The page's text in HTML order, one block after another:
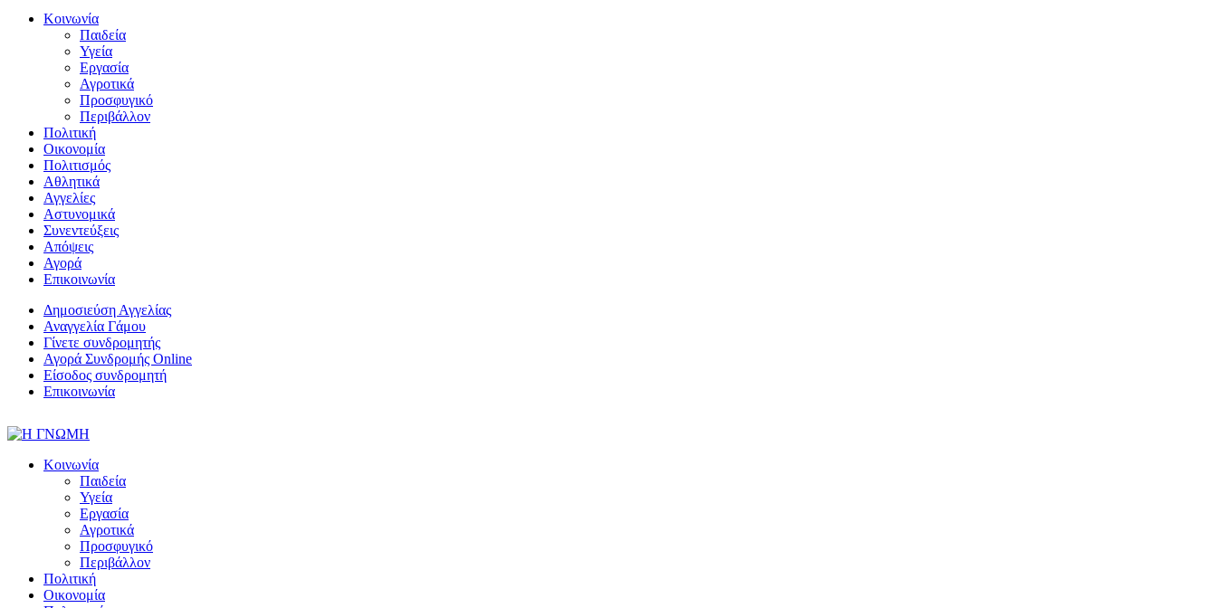
Κοινωνία
Παιδεία
Υγεία
Εργασία
Αγροτικά
Προσφυγικό
Περιβάλλον
Πολιτική
Οικονομία
Πολιτισμός
Αθλητικά
Αγγελίες
Αστυνομικά
Συνεντεύξεις
Απόψεις
Αγορά
Επικοινωνία
Δημοσιεύση Αγγελίας
Αναγγελία Γάμου
Γίνετε συνδρομητής
Αγορά Συνδρομής Online
Είσοδος συνδρομητή
Επικοινωνία
Κοινωνία
Παιδεία
Υγεία
Εργασία
Αγροτικά
Προσφυγικό
Περιβάλλον
Πολιτική
Οικονομία